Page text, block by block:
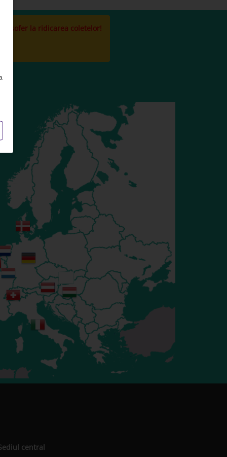
sofer la ridicarea coletelor!
central